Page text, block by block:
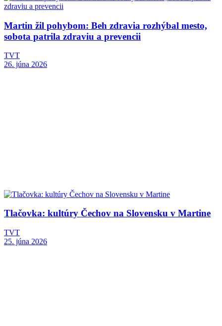
Martin žil pohybom: Beh zdravia rozhýbal mesto,
sobota patrila zdraviu a prevencii
TVT
26. júna 2026
Tlačovka: kultúry Čechov na Slovensku v Martine
TVT
25. júna 2026